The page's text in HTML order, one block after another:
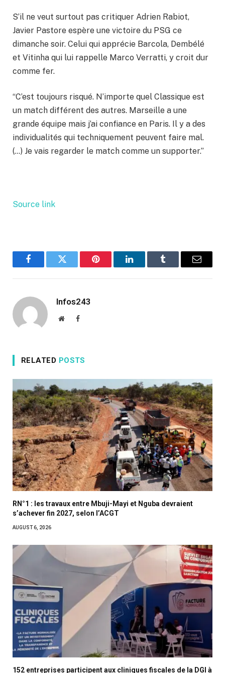
S’il ne veut surtout pas critiquer Adrien Rabiot,
Javier Pastore espère une victoire du PSG ce
dimanche soir. Celui qui apprécie Barcola, Dembélé
et Vitinha qui lui rappelle Marco Verratti, y croit dur
comme fer.
“C’est toujours risqué. N’importe quel Classique est
un match différent des autres. Marseille a une
grande équipe mais j’ai confiance en Paris. Il y a des
individualités qui techniquement peuvent faire mal.
(…) Je vais regarder le match comme un supporter.”
Source link
FacebookTwitter Pinterest LinkedInTumblr Email
Infos243
WebsiteFacebook
RELATED POSTS
RN°1 : les travaux entre Mbuji-Mayi et Nguba devraient
s’achever fin 2027, selon l’ACGT
AUGUST 6, 2026
152 entreprises participent aux cliniques fiscales de la DGI à